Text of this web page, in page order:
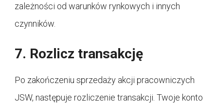
zależności od warunków rynkowych i innych
czynników.
7. Rozlicz transakcję
Po zakończeniu sprzedaży akcji pracowniczych
JSW, następuje rozliczenie transakcji. Twoje konto